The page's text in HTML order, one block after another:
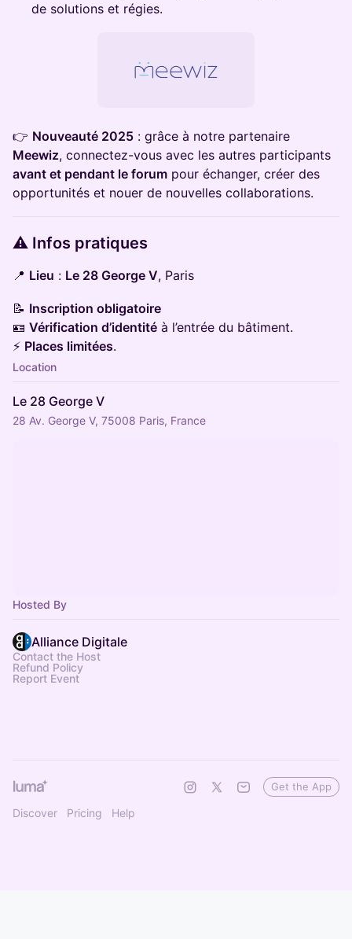
de solutions et régies.
👉 Nouveauté 2025 : grâce à notre partenaire
Meewiz, connectez-vous avec les autres participants
avant et pendant le forum pour échanger, créer des
opportunités et nouer de nouvelles collaborations.
​⚠️ Infos pratiques
​📍 Lieu : Le 28 George V, Paris
​📝 Inscription obligatoire
🪪 Vérification d’identité à l’entrée du bâtiment.
⚡ Places limitées.
Location
Le 28 George V
28 Av. George V, 75008 Paris, France
Hosted By
Alliance Digitale
Contact the Host
Refund Policy
Report Event
Discover Pricing Help
Get the App